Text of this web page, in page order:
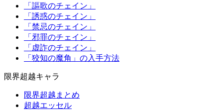
「謳歌のチェイン」
「誘惑のチェイン」
「禁忌のチェイン」
「邪罪のチェイン」
「虚詐のチェイン」
「狡知の魔角」の入手方法
限界超越キャラ
限界超越まとめ
超越エッセル